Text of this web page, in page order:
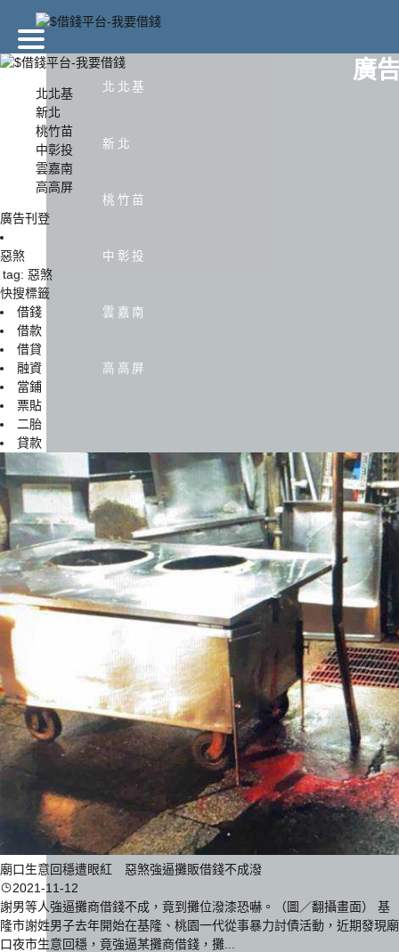
廣
北北基
新北
桃竹苗
中彰投
雲嘉南
高高屏
北北基
新北
桃竹苗
中彰投
雲嘉南
高高屏
廣告刊登
惡煞
tag: 惡煞
快搜標籤
借錢
借款
借貸
融資
當鋪
票貼
二胎
貸款
廟口生意回穩遭眼紅 惡煞強逼攤販借錢不成潑
2021-11-12
謝男等人強逼攤商借錢不成，竟到攤位潑漆恐嚇。（圖／翻攝畫面） 基
隆市謝姓男子去年開始在基隆、桃園一代從事暴力討債活動，近期發現廟
口夜市生意回穩，竟強逼某攤商借錢，攤...